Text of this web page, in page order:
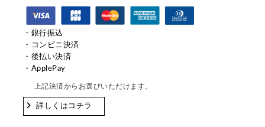
・銀行振込
・コンビニ決済
・後払い決済
・ApplePay
上記決済からお選びいただけます。
詳しくはコチラ